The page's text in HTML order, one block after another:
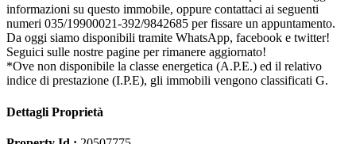
informazioni su questo immobile, oppure contattaci ai seguenti
numeri 035/19900021-392/9842685 per fissare un appuntamento.
Da oggi siamo disponibili tramite WhatsApp, facebook e twitter!
Seguici sulle nostre pagine per rimanere aggiornato!
*Ove non disponibile la classe energetica (A.P.E.) ed il relativo
indice di prestazione (I.P.E), gli immobili vengono classificati G.
Dettagli Proprietà